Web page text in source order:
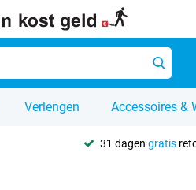
Verlengen Accessoires &
31 dagen gratis